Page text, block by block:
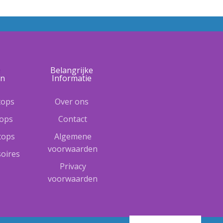
Belangrijke
Informatie
Over ons
Contact
Algemene
voorwaarden
Privacy
voorwaarden